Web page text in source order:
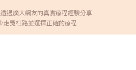
過廣大網友的真實療程經驗分享
走冤枉路並選擇正確的療程